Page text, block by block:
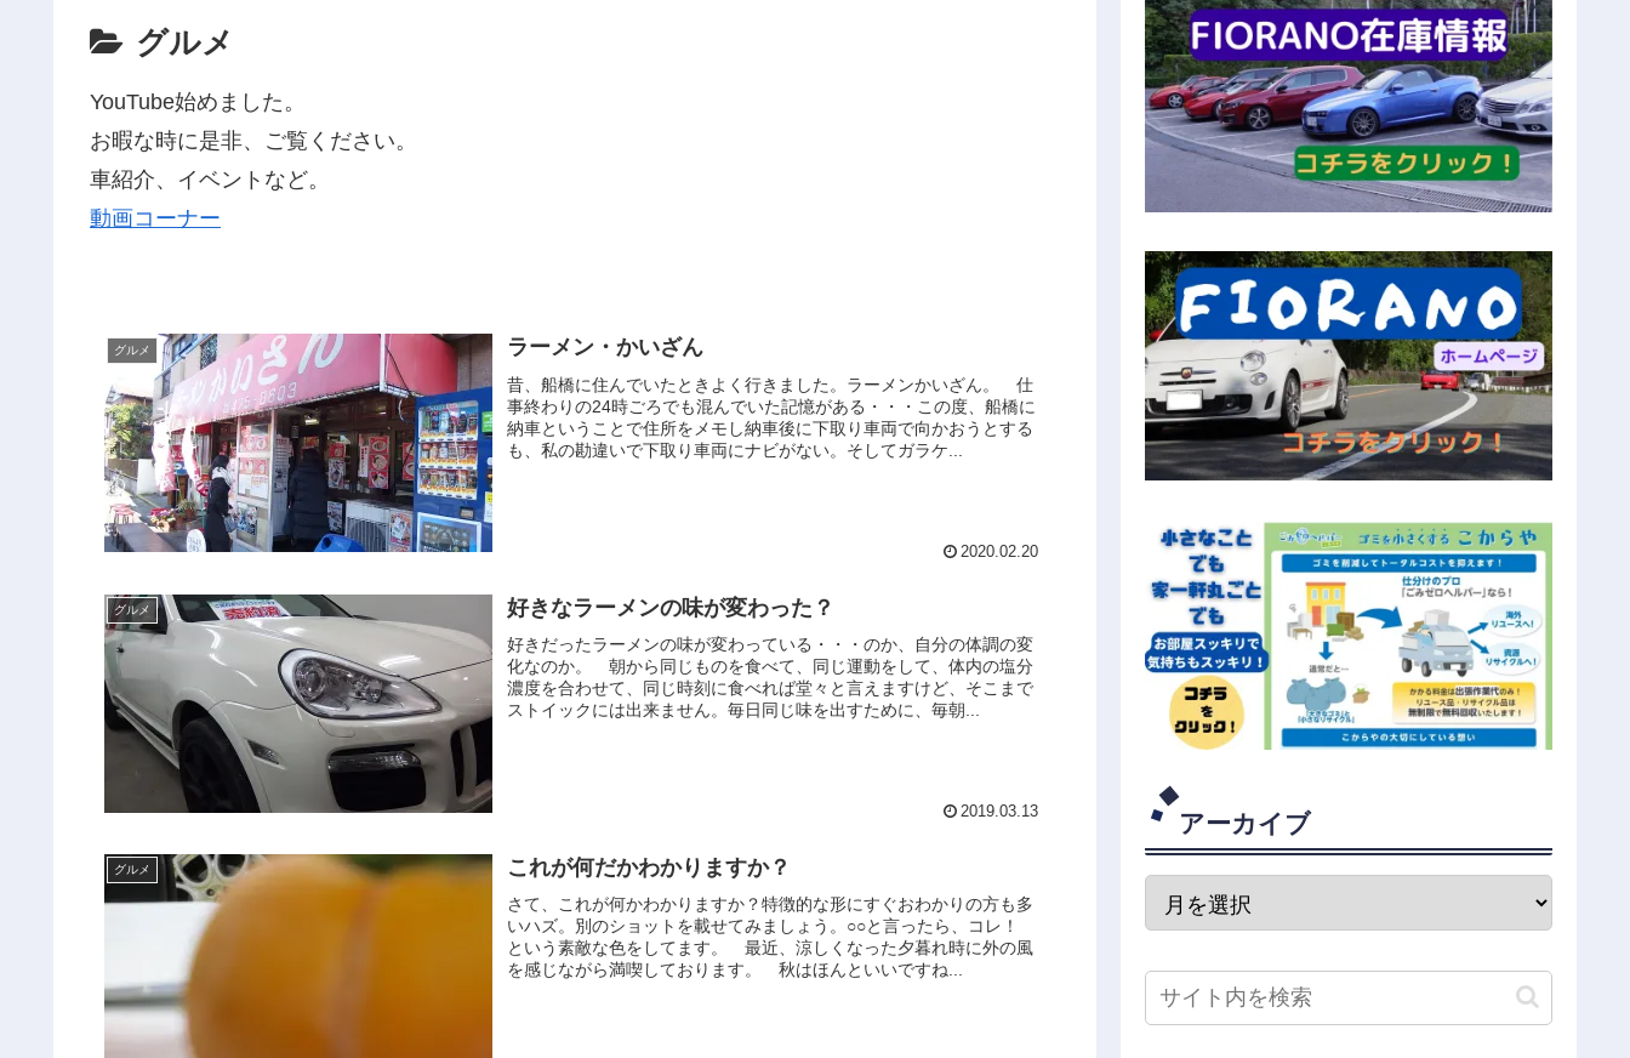
グルメ
YouTube始めました。
お暇な時に是非、ご覧ください。
車紹介、イベントなど。
動画コーナー
グルメ ラーメン・かいざん
昔、船橋に住んでいたときよく行きました。ラーメンかいざん。 仕
事終わりの24時ごろでも混んでいた記憶がある・・・この度、船橋に
納車ということで住所をメモし納車後に下取り車両で向かおうとする
も、私の勘違いで下取り車両にナビがない。そしてガラケ...
2020.02.20
グルメ 好きなラーメンの味が変わった？
好きだったラーメンの味が変わっている・・・のか、自分の体調の変
化なのか。 朝から同じものを食べて、同じ運動をして、体内の塩分
濃度を合わせて、同じ時刻に食べれば堂々と言えますけど、そこまで
ストイックには出来ません。毎日同じ味を出すために、毎朝...
2019.03.13
グルメ これが何だかわかりますか？
さて、これが何かわかりますか？特徴的な形にすぐおわかりの方も多
いハズ。別のショットを載せてみましょう。○○と言ったら、コレ！
という素敵な色をしてます。 最近、涼しくなった夕暮れ時に外の風
を感じながら満喫しております。 秋はほんといいですね...
アーカイブ